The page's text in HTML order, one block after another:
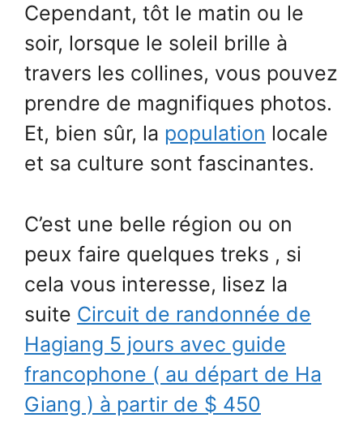
Cependant, tôt le matin ou le
soir, lorsque le soleil brille à
travers les collines, vous pouvez
prendre de magnifiques photos.
Et, bien sûr, la population locale
et sa culture sont fascinantes.
C’est une belle région ou on
peux faire quelques treks , si
cela vous interesse, lisez la
suite Circuit de randonnée de
Hagiang 5 jours avec guide
francophone ( au départ de Ha
Giang ) à partir de $ 450